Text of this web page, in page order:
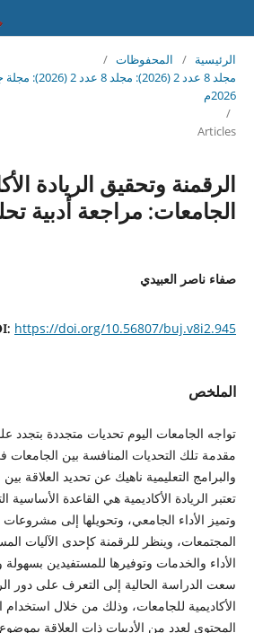
الرئيسية / المحفوظات /
مجلد 8 عدد 2
2026م
/
Articles
الرقمنة وتحقيق الريادة
الجامعات: مراجعة أدبية
صفاء ناصر العبيدي
https://doi.org/10.56807/buj.v8i2.945
الملخص
تواجه الجامعات اليوم تحديات متجددة بتجدد
مقدمة تلك التحديات المنافسة بين الجامعات
والبرامج التعليمية ناهيك عن تحديد العلاقة
تعتبر الريادة الأكاديمية هي القاعدة الأساسية
وتميز الأداء الجامعي، وتحويلها إلى
المجتمعات، وينظر للرقمنة كإحدى الآليات
الأداء والخدمات وتوفيرها للمستفيدين
سعت الدراسة الحالية إلى التعرف على دور
الأكاديمية للجامعات، وذلك من خلال استخدام
المحتوى لعدد من الأدبيات ذات العلاقة